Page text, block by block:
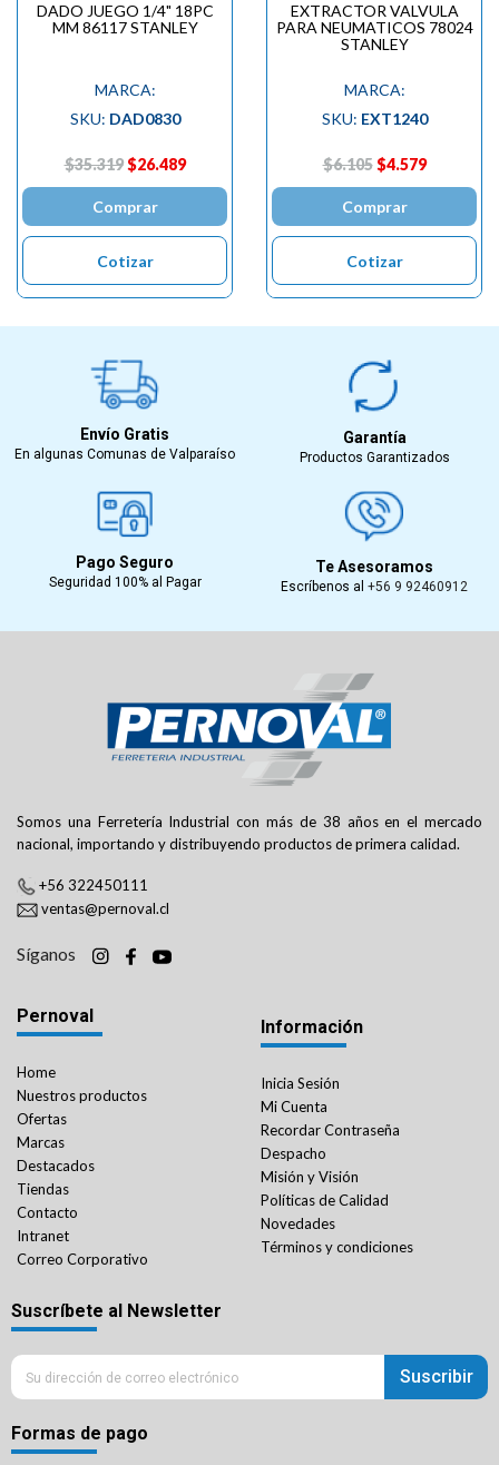
DADO JUEGO 1/4" 18PC
MM 86117 STANLEY
MARCA:
SKU: DAD0830
$35.319 $26.489
Comprar
Cotizar
EXTRACTOR VALVULA
PARA NEUMATICOS 78024
STANLEY
MARCA:
SKU: EXT1240
$6.105 $4.579
Comprar
Cotizar
Envío Gratis
En algunas Comunas de Valparaíso
Garantía
Productos Garantizados
Pago Seguro
Seguridad 100% al Pagar
Te Asesoramos
Escríbenos al +56 9 92460912
Somos una Ferretería Industrial con más de 38 años en el mercado
nacional, importando y distribuyendo productos de primera calidad.
+56 322450111
ventas@pernoval.cl
Síganos
Pernoval
Home
Nuestros productos
Ofertas
Marcas
Destacados
Tiendas
Contacto
Intranet
Correo Corporativo
Información
Inicia Sesión
Mi Cuenta
Recordar Contraseña
Despacho
Misión y Visión
Políticas de Calidad
Novedades
Términos y condiciones
Suscríbete al Newsletter
Suscribir
Formas de pago